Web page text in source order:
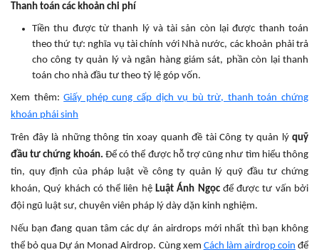
Thanh toán các khoản chi phí
Tiền thu được từ thanh lý và tài sản còn lại được thanh toán
theo thứ tự: nghĩa vụ tài chính với Nhà nước, các khoản phải trả
cho công ty quản lý và ngân hàng giám sát, phần còn lại thanh
toán cho nhà đầu tư theo tỷ lệ góp vốn.
Xem thêm:Giấy phép cung cấp dịch vụ bù trừ, thanh toán chứng
khoán phái sinh
Trên đây là những thông tin xoay quanh đề tài Công ty quản lý quỹ
đầu tư chứng khoán. Để có thể được hỗ trợ cũng như tìm hiểu thông
tin, quy định của pháp luật về công ty quản lý quỹ đầu tư chứng
khoán, Quý khách có thể liên hệ Luật Ánh Ngọcđể được tư vấn bởi
đội ngũ luật sư, chuyên viên pháp lý dày dặn kinh nghiệm.
Nếu bạn đang quan tâm các dự án airdrops mới nhất thì bạn không
thể bỏ qua Dự án Monad Airdrop. Cùng xem Cách làm airdrop coin để